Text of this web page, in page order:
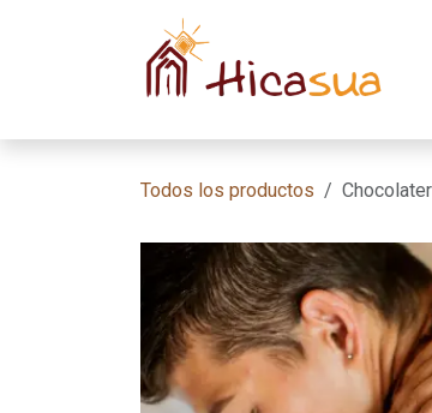
Todos los productos